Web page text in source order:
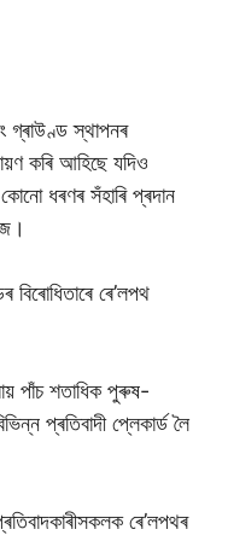
গ্ৰাউণ্ড স্থাপনৰ
কৰি আহিছে যদিও
ধৰণৰ সঁহাৰি প্ৰদান
বিৰোধিতাৰে ৰে’লপথ
পাঁচ শতাধিক পুৰুষ-
প্ৰতিবাদী প্লেকাৰ্ড লৈ
ৰে’লপথৰ